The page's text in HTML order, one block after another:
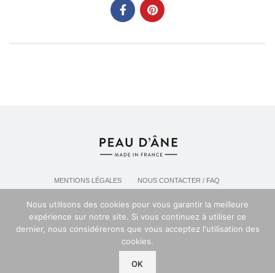
MENTIONS LÉGALES
NOUS CONTACTER / FAQ
POLITIQUE DE CONFIDENTIALITÉ
Espace professionel PEAU D'ANE
Nous utilisons des cookies pour vous garantir la meilleure
expérience sur notre site. Si vous continuez à utiliser ce
dernier, nous considérerons que vous acceptez l'utilisation des
cookies.
OK